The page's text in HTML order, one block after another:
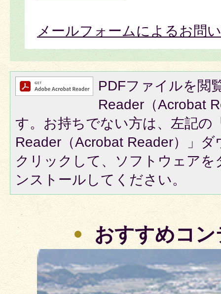
メールフォームによるお問
PDFファイルを閲
Reader（Acrobat
す。お持ちでない方は、左記の
Reader（Acrobat Reader）」
クリックして、ソフトウェア
ンストールしてください。
おすすめコ
枚